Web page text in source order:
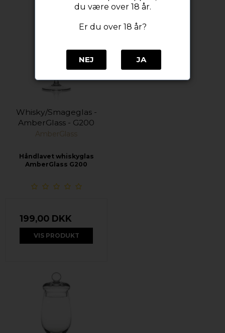
Whisky/Smageglas -
AmberGlass - G200
AmberGlass
Håndlavet whiskyglas
AmberGlass G200
199,00 DKK
VIS PRODUKT
du være over 18 år.
Er du over 18 år?
NEJ JA